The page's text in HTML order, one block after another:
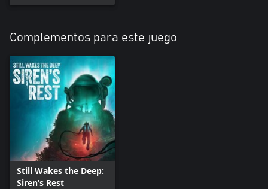
Complementos para este juego
Still Wakes the Deep:
Siren’s Rest